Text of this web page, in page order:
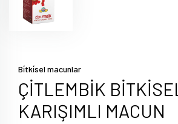
Bi̇tki̇sel macunlar
ÇİTLEMBİK BİTKİSEL
KARIŞIMLI MACUN